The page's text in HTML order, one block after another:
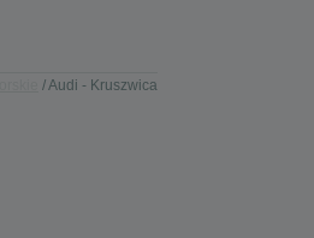
Audi - Kruszwica